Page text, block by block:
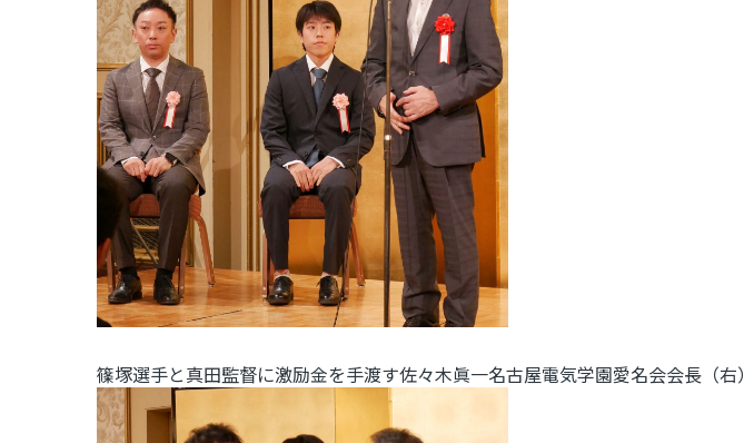
篠塚選手と真田監督に激励金を手渡す佐々木眞一名古屋電気学園愛名会会長（右）